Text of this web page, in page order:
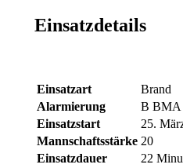
Einsatzdetails
Einsatzart
Brand
Alarmierung
B BMA
Einsatzstart
25.
Mannschaftsstärke 20
Einsatzdauer
22